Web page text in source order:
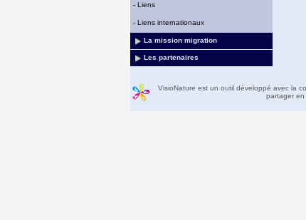
- Liens
- Liens internationaux
La mission migration
Les partenaires
VisioNature est un outil développé avec la
partager en